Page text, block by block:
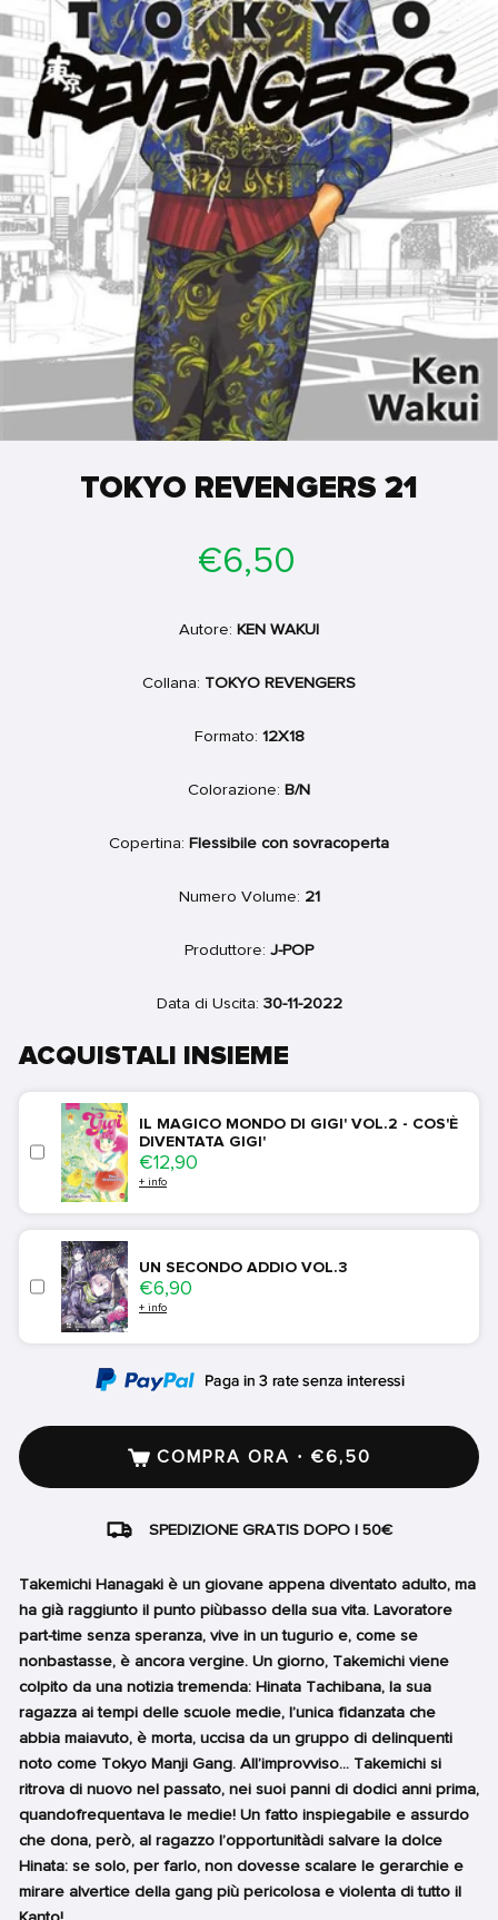
TOKYO REVENGERS 21
di
€6,50
Autore: KEN WAKUI
Collana: TOKYO REVENGERS
Formato: 12X18
Colorazione: B/N
Copertina: Flessibile con sovracoperta
Numero Volume: 21
Produttore: J-POP
Data di Uscita: 30-11-2022
ACQUISTALI INSIEME
IL MAGICO MONDO DI GIGI' VOL.2 - COS'È
DIVENTATA GIGI'
Price
€12,90
+ info
UN SECONDO ADDIO VOL.3
Price
€6,90
+ info
COMPRA ORA · €6,50
SPEDIZIONE GRATIS DOPO I 50€
Takemichi Hanagaki è un giovane appena diventato adulto, ma
ha già raggiunto il punto piùbasso della sua vita. Lavoratore
part-time senza speranza, vive in un tugurio e, come se
nonbastasse, è ancora vergine. Un giorno, Takemichi viene
colpito da una notizia tremenda: Hinata Tachibana, la sua
ragazza ai tempi delle scuole medie, l’unica fidanzata che
abbia maiavuto, è morta, uccisa da un gruppo di delinquenti
noto come Tokyo Manji Gang. All’improvviso... Takemichi si
ritrova di nuovo nel passato, nei suoi panni di dodici anni prima,
quandofrequentava le medie! Un fatto inspiegabile e assurdo
che dona, però, al ragazzo l’opportunitàdi salvare la dolce
Hinata: se solo, per farlo, non dovesse scalare le gerarchie e
mirare alvertice della gang più pericolosa e violenta di tutto il